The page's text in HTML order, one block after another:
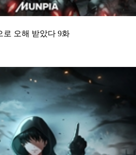
로 오해 받았다 9화